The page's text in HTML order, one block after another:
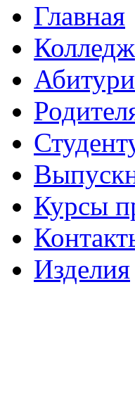
Главная
Колледж
Курсы
Изделия